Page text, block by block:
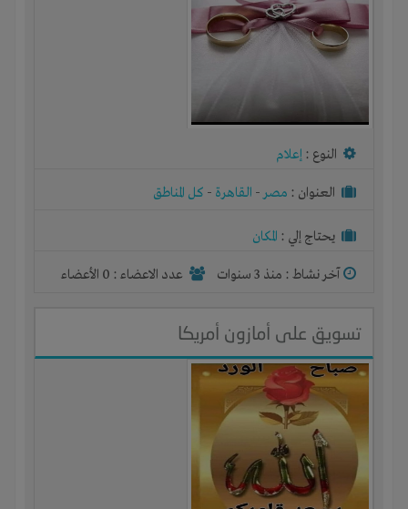
النوع : إعلام
العنوان : مصر- القاهرة - كل المناطق
يحتاج إلي : المكان
آخر نشاط : منذ 3 سنوات عدد الاعضاء : 0 الأعضاء
تسويق على أمازون أمريكا